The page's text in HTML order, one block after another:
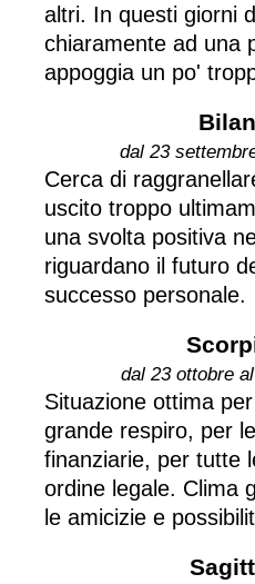
altri. In questi giorni
chiaramente ad una
appoggia un po'
dal 23
Cerca di
uscito troppo
una svolta positiva
riguardano il futuro
successo personale.
dal 23 ottobre
Situazione ottima
grande respiro, per
finanziarie, per tutte
ordine legale. Clima
le amicizie e